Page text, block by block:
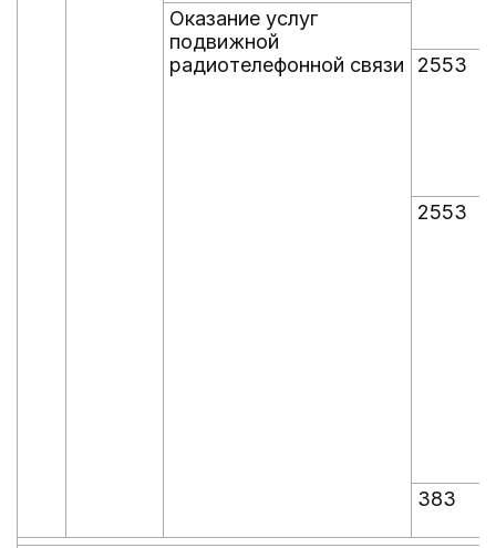
Оказание услуг
подвижной
радиотелефонной связи
2553
2553
383